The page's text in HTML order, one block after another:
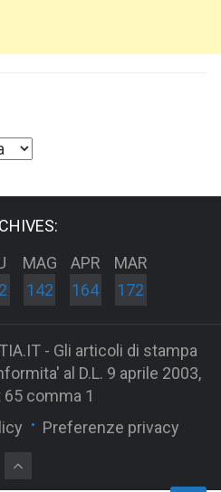
MAG
142
APR
164
MAR
172
- Gli articoli di stampa
al D.L. 9 aprile 2003,
65 comma 1
Preferenze privacy